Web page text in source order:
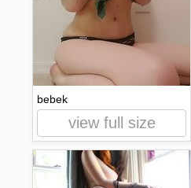
bebek
view full size